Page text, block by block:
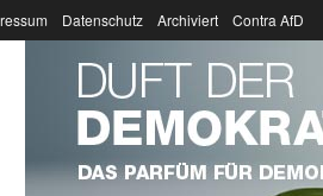
Datenschutz Archiviert Contra AfD